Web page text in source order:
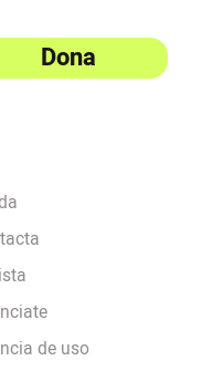
Dona
de uso